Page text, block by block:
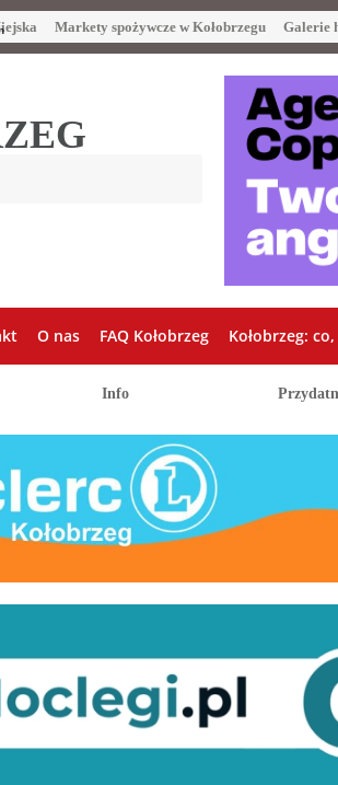
Markety spożywcze w Kołobrzegu Galerie
O nas FAQ Kołobrzeg Kołobrzeg:
Info